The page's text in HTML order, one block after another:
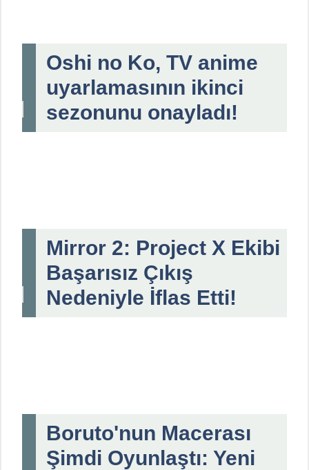
Oshi no Ko, TV anime
uyarlamasının ikinci
sezonunu onayladı!
Mirror 2: Project X Ekibi
Başarısız Çıkış
Nedeniyle İflas Etti!
Boruto'nun Macerası
Şimdi Oyunlaştı: Yeni